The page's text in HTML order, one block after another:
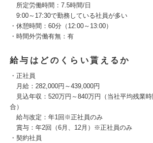
所定労働時間：7.5時間/日
9:00～17:30で勤務している社員が多い
・休憩時間：60分（12:00～13:00）
・時間外労働有無：有
給与はどのくらい貰えるか
・正社員
月給：282,000円～439,000円
見込年収：520万円～840万円（当社平均残業
合）
給与改定：年1回※正社員のみ
賞与：年2回（6月、12月）※正社員のみ
・契約社員